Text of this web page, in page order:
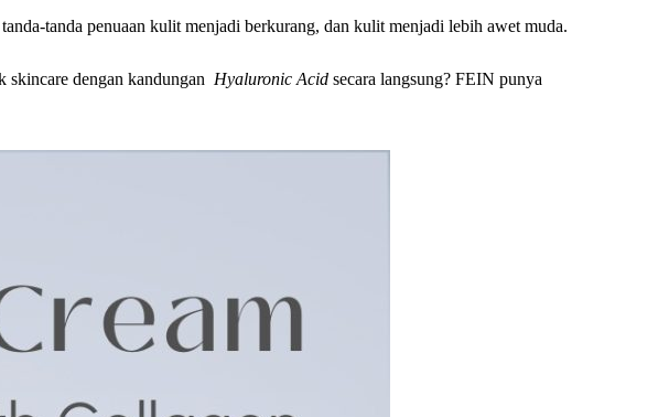
tanda penuaan kulit menjadi berkurang, dan kulit menjadi lebih awet muda.
skincare dengan kandungan Hyaluronic Acidsecara langsung? FEIN punya